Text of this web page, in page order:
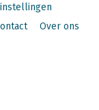
Over ons